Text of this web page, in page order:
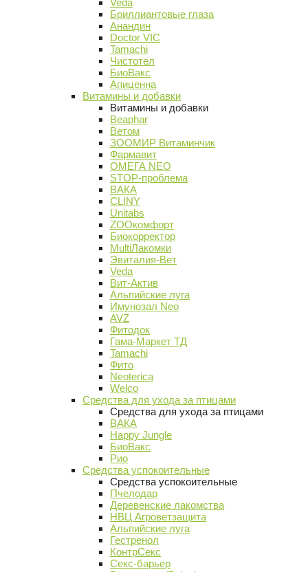
Veda
Бриллиантовые глаза
Анандин
Doctor VIC
Tamachi
Чистотел
БиоВакс
Апиценна
Витамины и добавки
Витамины и добавки
Beaphar
Ветом
ЗООМИР Витаминчик
Фармавит
ОМЕГА NEO
STOP-проблема
ВАКА
CLINY
Unitabs
ZOOкомфорт
Биокорректор
MultiЛакомки
Эвиталия-Вет
Veda
Вит-Актив
Альпийские луга
Имунозал Neo
AVZ
Фитодок
Гама-Маркет ТД
Tamachi
Фито
Neoterica
Welco
Средства для ухода за птицами
Средства для ухода за птицами
ВАКА
Happy Jungle
БиоВакс
Рио
Средства успокоительные
Средства успокоительные
Пчелодар
Деревенские лакомства
НВЦ Агроветзащита
Альпийские луга
Гестренол
КонтрСекс
Секс-барьер